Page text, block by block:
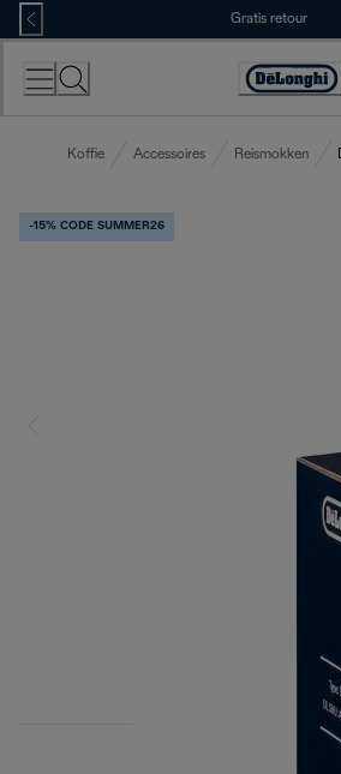
Skip
to
Content
Gratis retour
Accessibility
Koffie Accessoires Reismokken
-15% CODE SUMMER26